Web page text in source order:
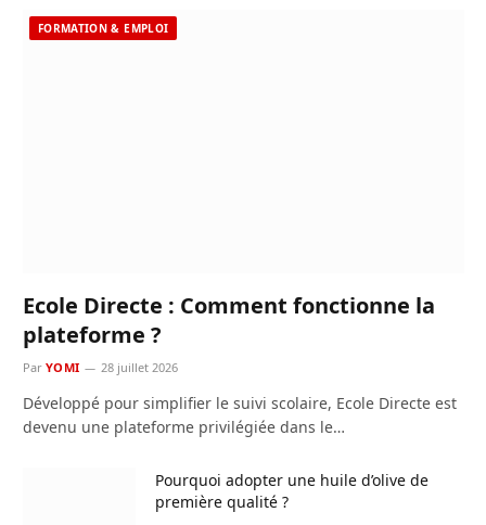
FORMATION & EMPLOI
Ecole Directe : Comment fonctionne la
plateforme ?
Par YOMI 28 juillet 2026
Développé pour simplifier le suivi scolaire, Ecole Directe est
devenu une plateforme privilégiée dans le…
Pourquoi adopter une huile d’olive de
première qualité ?